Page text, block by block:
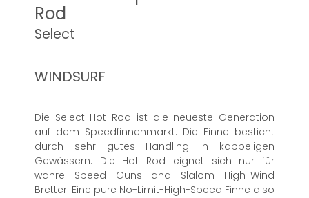
Rod
Select
WINDSURF
Die Select Hot Rod ist die neueste Generation
auf dem Speedfinnenmarkt. Die Finne besticht
durch sehr gutes Handling in kabbeligen
Gewässern. Die Hot Rod eignet sich nur für
wahre Speed Guns and Slalom High-Wind
Bretter. Eine pure No-Limit-High-Speed Finne also